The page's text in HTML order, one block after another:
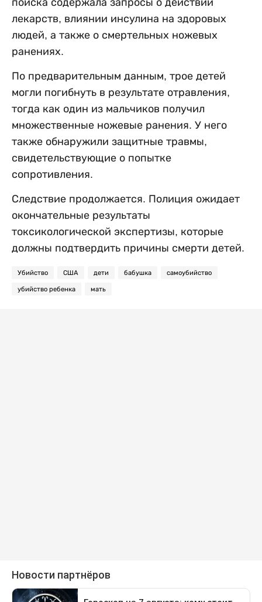
поиска содержала запросы о действии
лекарств, влиянии инсулина на здоровых
людей, а также о смертельных ножевых
ранениях.
По предварительным данным, трое детей
могли погибнуть в результате отравления,
тогда как один из мальчиков получил
множественные ножевые ранения. У него
также обнаружили защитные травмы,
свидетельствующие о попытке
сопротивления.
Следствие продолжается. Полиция ожидает
окончательные результаты
токсикологической экспертизы, которые
должны подтвердить причины смерти детей.
Убийство США дети бабушка самоубийство
убийство ребенка мать